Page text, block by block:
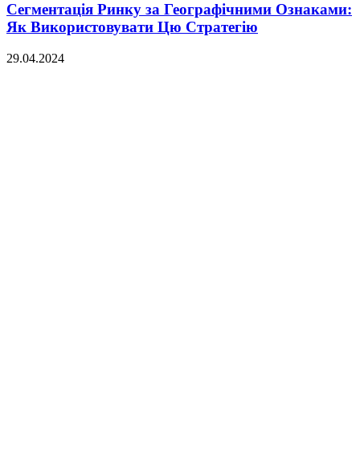
Сегментація Ринку за Географічними Ознаками:
Як Використовувати Цю Стратегію
29.04.2024